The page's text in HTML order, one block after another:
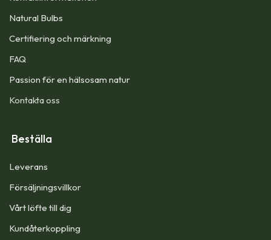
Natural Bulbs
Certifiering och märkning
FAQ
Passion för en hälsosam natur
Kontakta oss
Beställa
Leverans
Försäljningsvillkor
Vårt löfte till dig​
Kundåterkoppling